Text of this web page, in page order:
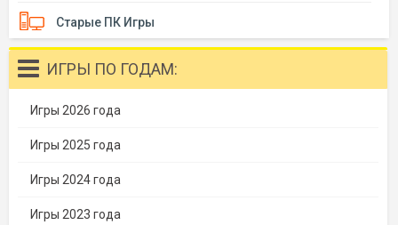
Старые ПК Игры
ИГРЫ ПО ГОДАМ:
Игры 2026 года
Игры 2025 года
Игры 2024 года
Игры 2023 года